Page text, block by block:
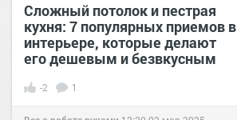
Сложный потолок и пестрая
кухня: 7 популярных приемов в
интерьере, которые делают
его дешевым и безвкусным
-2 1